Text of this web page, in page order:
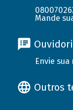
Mande
Envie
Outros